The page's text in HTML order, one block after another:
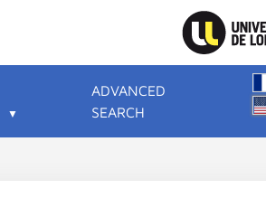
ADVANCED
SEARCH